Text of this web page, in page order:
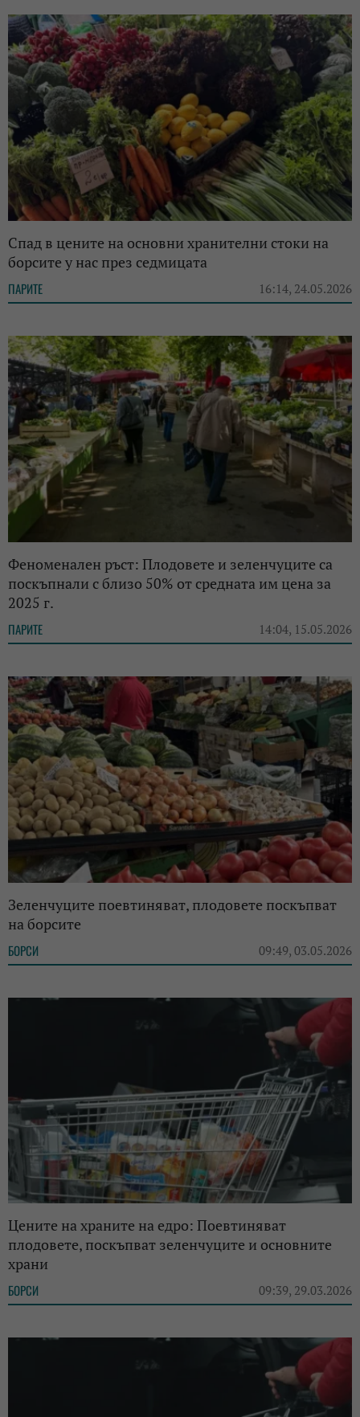
Спад в цените на основни хранителни стоки на
борсите у нас през седмицата
ПАРИТЕ 16:14, 24.05.2026
Феноменален ръст: Плодовете и зеленчуците са
поскъпнали с близо 50% от средната им цена за
2025 г.
ПАРИТЕ 14:04, 15.05.2026
Зеленчуците поевтиняват, плодовете поскъпват
на борсите
БОРСИ 09:49, 03.05.2026
Цените на храните на едро: Поевтиняват
плодовете, поскъпват зеленчуците и основните
храни
БОРСИ 09:39, 29.03.2026